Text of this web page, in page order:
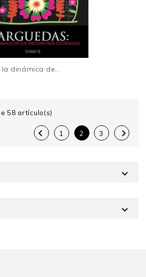
dinámica de...
58 artículo(s)
 1 2 3 

